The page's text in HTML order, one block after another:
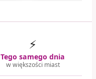
⚡
Tego samego dnia
w większości miast